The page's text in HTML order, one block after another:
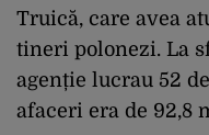
Truică, care avea
tineri polonezi. La
agenție lucrau 52
afaceri era de 92,8